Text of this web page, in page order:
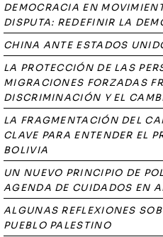
DEMOCRACIA EN
DISPUTA: REDEFINIR LA
CHINA ANTE ESTADOS
LA PROTECCIÓN DE LAS
MIGRACIONES FORZADAS
DISCRIMINACIÓN Y EL
LA FRAGMENTACIÓN DEL
CLAVE PARA ENTENDER EL
BOLIVIA
UN NUEVO PRINCIPIO DE
AGENDA DE CUIDADOS EN
ALGUNAS REFLEXIONES
PUEBLO PALESTINO